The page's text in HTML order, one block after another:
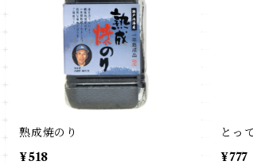
熟成焼のり
¥518
とっ
¥777